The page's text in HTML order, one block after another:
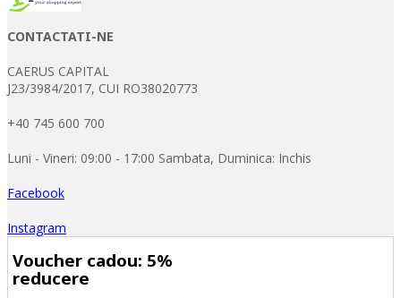
CONTACTATI-NE
CAERUS CAPITAL
J23/3984/2017, CUI RO38020773
+40 745 600 700
Luni - Vineri: 09:00 - 17:00 Sambata, Duminica: Inchis
Facebook
Instagram
Voucher cadou: 5%
reducere